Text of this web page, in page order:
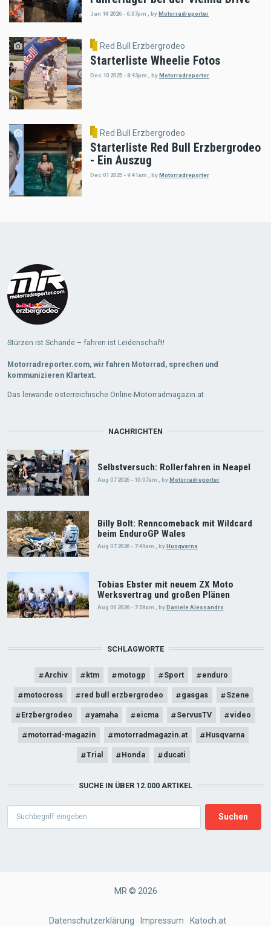
Jan 14 2026 - 6:07pm , byMotorradreporter
Red Bull Erzbergrodeo
Starterliste Wheelie Fotos
Dec 10 2025 - 8:43pm byMotorradreporter
Red Bull Erzbergrodeo
Starterliste Red Bull Erzbergrodeo
- Ein Auszug
Dec 01 2025 - 9:41am byMotorradreporter
Stürzen ist Schande – fahren ist Leidenschaft!
Motorradreporter.com, wir fahren Motorrad, sprechen und
kommunizieren Klartext.
Das leiwande österreichische Online-Motorradmagazin.at
NACHRICHTEN
Selbstversuch: Rollerfahren in Neapel
Aug 07 2026 - 10:07am , by Motorradreporter
Billy Bolt: Renncomeback mit Wildcard
beim EnduroGP Wales
Aug 07 2026 - 7:49am byHusqvarna
Tobias Ebster mit neuem ZX Moto
Werksvertrag und großen Plänen
Aug 06 2026 - 7:58am byDaniele Alessandro
SCHLAGWORTE
Archiv ktm motogp Sport enduro
motocross red bull erzbergrodeo gasgas Szene
Erzbergrodeo yamaha eicma ServusTV video
motorrad-magazin motorradmagazin.at Husqvarna
Trial Honda ducati
SUCHE IN ÜBER 12.000 ARTIKEL
MR © 2026
Datenschutzerklärung Impressum Katoch.at